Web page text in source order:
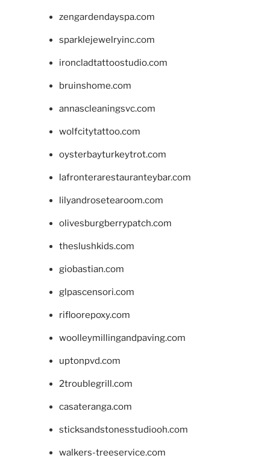
zengardendayspa.com
sparklejewelryinc.com
ironcladtattoostudio.com
bruinshome.com
annascleaningsvc.com
wolfcitytattoo.com
oysterbayturkeytrot.com
lafronterarestauranteybar.com
lilyandrosetearoom.com
olivesburgberrypatch.com
theslushkids.com
giobastian.com
glpascensori.com
rifloorepoxy.com
woolleymillingandpaving.com
uptonpvd.com
2troublegrill.com
casateranga.com
sticksandstonesstudiooh.com
walkers-treeservice.com